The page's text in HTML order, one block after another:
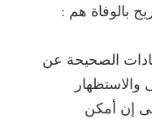
بالوفاة هم :
الصحيحة عن
والاستظهار
إن أمكن